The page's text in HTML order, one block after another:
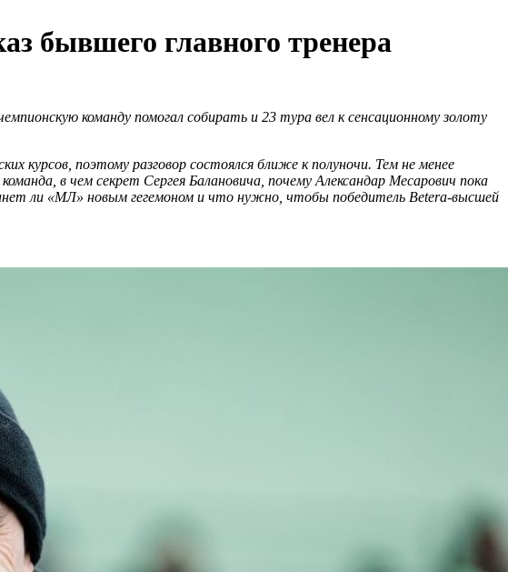
бывшего главного тренера
команду помогал собирать и 23 тура вел к сенсационному золоту
курсов, поэтому разговор состоялся ближе к полуночи. Тем не менее
в чем секрет Сергея Балановича, почему Александар Месарович пока
ли «МЛ» новым гегемоном и что нужно, чтобы победитель Betera-высшей